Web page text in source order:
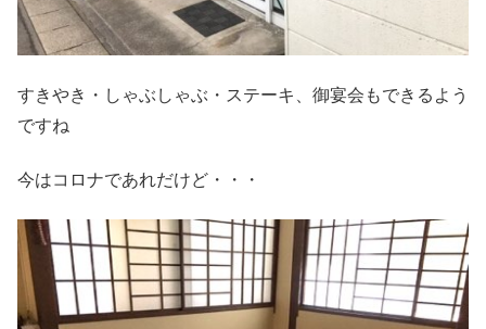
すきやき・しゃぶしゃぶ・ステーキ、御宴会もできるよう
ですね
今はコロナであれだけど・・・